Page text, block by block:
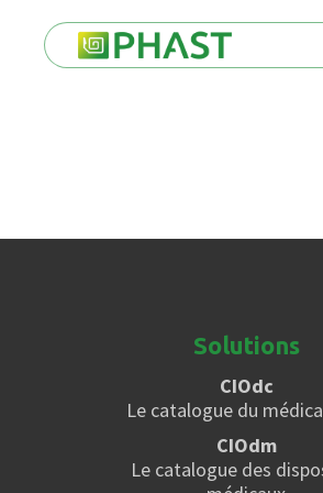
Solutions
CIOdc
Le catalogue du
CIOdm
Le catalogue des